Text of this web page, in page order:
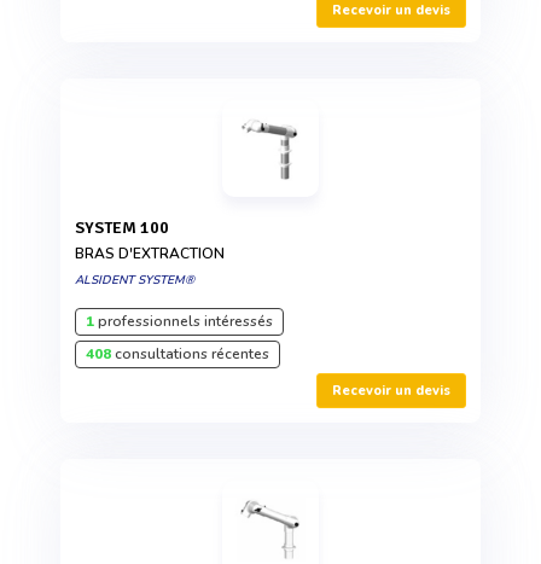
Recevoir un devis
SYSTEM 100
BRAS D'EXTRACTION
ALSIDENT SYSTEM®
1professionnels intéressés
408consultations récentes
Recevoir un devis